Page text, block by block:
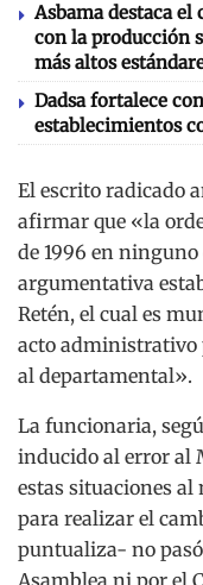
Asbama destaca
con la producción
más altos
Dadsa fortalece
establecimientos
El escrito radicado
afirmar que «la
de 1996 en
argumentativa
Retén, el cual es
acto administrativo
al departamental».
La funcionaria,
inducido al error al
estas situaciones
para realizar el
puntualiza- no